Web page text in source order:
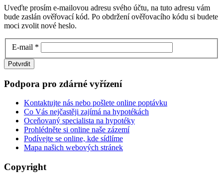
Uveďte prosím e-mailovou adresu svého účtu, na tuto adresu vám
bude zaslán ověřovací kód. Po obdržení ověřovacího kódu si budete
moci zvolit nové heslo.
E-mail *
Potvrdit
Podpora pro zdárné vyřízení
Kontaktujte nás nebo pošlete online poptávku
Co Vás nejčastěji zajímá na hypotékách
Oceňovaný specialista na hypotéky
Prohlédněte si online naše zázemí
Podívejte se online, kde sídlíme
Mapa našich webových stránek
Copyright